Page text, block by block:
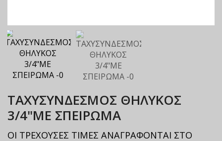
ΤΑΧΥΣΥΝΔΕΣΜΟΣ ΘΗΛΥΚΟΣ
3/4"ΜΕ ΣΠΕΙΡΩΜΑ
ΟΙ ΤΡΕΧΟΥΣΕΣ ΤΙΜΕΣ ΑΝΑΓΡΑΦΟΝΤΑΙ ΣΤΟ